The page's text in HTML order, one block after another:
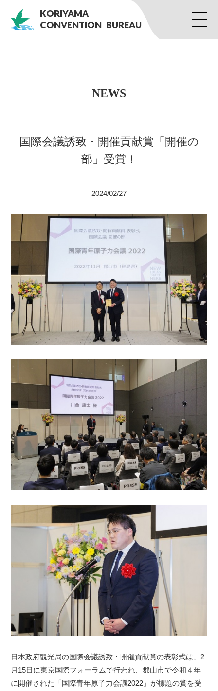
KORIYAMA
CONVENTION
BUREAU
NEWS
国際会議誘致・開催貢献賞「開催の
部」受賞！
2024/02/27
日本政府観光局の国際会議誘致・開催貢献賞の表彰式は、2
月15日に東京国際フォーラムで行われ、郡山市で令和４年
に開催された「国際青年原子力会議2022」が標題の賞を受